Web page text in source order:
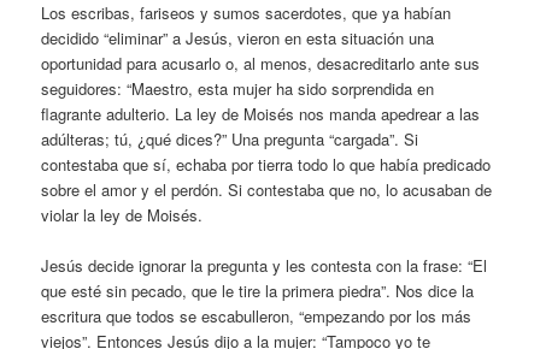
Los escribas, fariseos y sumos sacerdotes, que ya habían
decidido “eliminar” a Jesús, vieron en esta situación una
oportunidad para acusarlo o, al menos, desacreditarlo ante sus
seguidores: “Maestro, esta mujer ha sido sorprendida en
flagrante adulterio. La ley de Moisés nos manda apedrear a las
adúlteras; tú, ¿qué dices?” Una pregunta “cargada”. Si
contestaba que sí, echaba por tierra todo lo que había predicado
sobre el amor y el perdón. Si contestaba que no, lo acusaban de
violar la ley de Moisés.
Jesús decide ignorar la pregunta y les contesta con la frase: “El
que esté sin pecado, que le tire la primera piedra”. Nos dice la
escritura que todos se escabulleron, “empezando por los más
viejos”. Entonces Jesús dijo a la mujer: “Tampoco yo te